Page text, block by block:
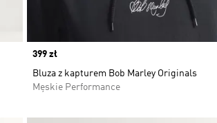
Price
399 zł
Bluza z kapturem Bob Marley Originals
Męskie Performance